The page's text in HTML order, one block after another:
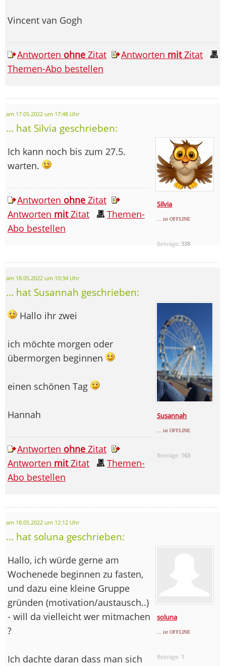
Vincent van Gogh
Antworten ohne Zitat Antworten mitZitat
Themen-Abo bestellen
am 17.05.2022 um 17:48 Uhr
... hat Silvia geschrieben:
Silvia
... ist OFFLINE
Beiträge:338
Ich kann noch bis zum 27.5.
warten.
Antworten ohne Zitat
Antworten mitZitat
Themen-
Abo bestellen
am 18.05.2022 um 10:34 Uhr
... hat Susannah geschrieben:
Susannah
... ist OFFLINE
Beiträge: 163
Hallo ihr zwei
ich möchte morgen oder
übermorgen beginnen
einen schönen Tag
Hannah
Antworten ohne Zitat
Antworten mitZitat
Themen-
Abo bestellen
am 18.05.2022 um 12:12 Uhr
... hat soluna geschrieben:
soluna
... ist OFFLINE
Beiträge: 1
Hallo, ich würde gerne am
Wochenede beginnen zu fasten,
und dazu eine kleine Gruppe
gründen (motivation/austausch..)
- will da vielleicht wer mitmachen
?
Ich dachte daran dass man sich